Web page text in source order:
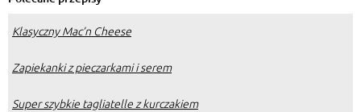
Klasyczny Mac’n Cheese
Zapiekanki z pieczarkami i serem
Super szybkie tagliatelle z kurczakiem